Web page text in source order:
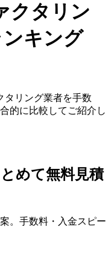
クタリン
キング
タリング業者を手数
的に比較してご紹介し
めて無料見積
。手数料・入金スピー